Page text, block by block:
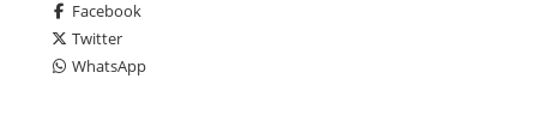
Facebook
Twitter
WhatsApp